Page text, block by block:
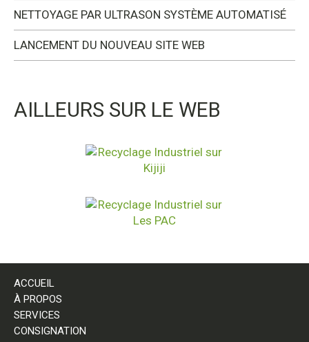
NETTOYAGE PAR ULTRASON SYSTÈME AUTOMATISÉ
LANCEMENT DU NOUVEAU SITE WEB
AILLEURS SUR LE WEB
ACCUEIL
À PROPOS
SERVICES
CONSIGNATION